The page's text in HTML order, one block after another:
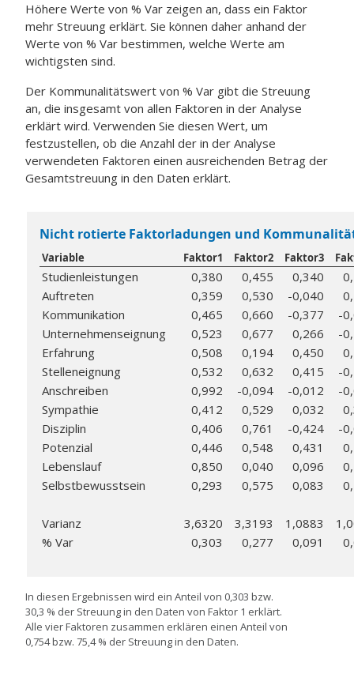
Höhere Werte von % Var zeigen an, dass ein Faktor
mehr Streuung erklärt. Sie können daher anhand der
Werte von % Var bestimmen, welche Werte am
wichtigsten sind.
Der Kommunalitätswert von % Var gibt die Streuung
an, die insgesamt von allen Faktoren in der Analyse
erklärt wird. Verwenden Sie diesen Wert, um
festzustellen, ob die Anzahl der in der Analyse
verwendeten Faktoren einen ausreichenden Betrag der
Gesamtstreuung in den Daten erklärt.
Nicht rotierte Faktorladungen und
Variable Faktor1 Faktor2 Faktor3
Studienleistungen 0,380 0,455 0,340
Auftreten
0,359 0,530 -0,040
Kommunikation
0,465 0,660 -0,377
-
Unternehmenseignung
0,523 0,677 0,266
-
Erfahrung
0,508 0,194 0,450
Stelleneignung
0,532 0,632 0,415
-
Anschreiben
0,992 -0,094 -0,012
-
Sympathie
0,412 0,529 0,032
Disziplin
0,406 0,761 -0,424
-
Potenzial
0,446 0,548 0,431
Lebenslauf
0,850 0,040 0,096
Selbstbewusstsein
0,293 0,575 0,083
Varianz 3,6320 3,3193 1,0883
% Var
0,303 0,277 0,091
In diesen Ergebnissen wird ein Anteil von 0,303 bzw.
30,3 % der Streuung in den Daten von Faktor 1 erklärt.
Alle vier Faktoren zusammen erklären einen Anteil von
0,754 bzw. 75,4 % der Streuung in den Daten.